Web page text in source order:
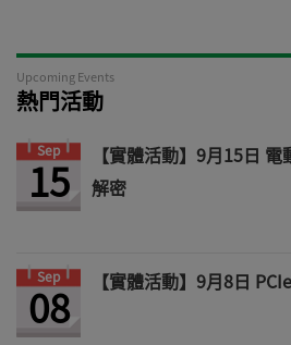
Upcoming Events
熱門活動
Sep
15
【實體活動】9月15日
解密
Sep
08 【實體活動】9月8日